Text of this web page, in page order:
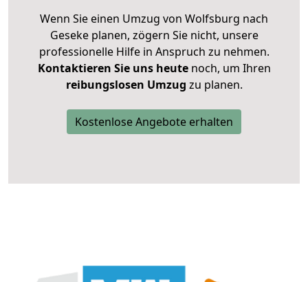
Wenn Sie einen Umzug von Wolfsburg nach
Geseke planen, zögern Sie nicht, unsere
professionelle Hilfe in Anspruch zu nehmen.
Kontaktieren Sie uns heutenoch, um Ihren
reibungslosen Umzug zu planen.
Kostenlose Angebote erhalten